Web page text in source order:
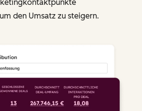
den Umsatz zu steigern.